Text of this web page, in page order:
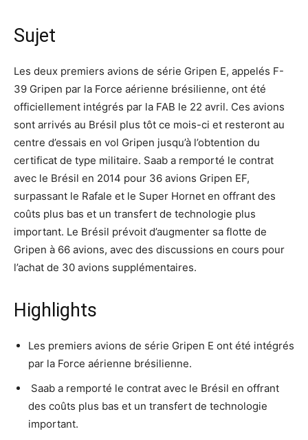
Sujet
Les deux premiers avions de série Gripen E, appelés F-
39 Gripen par la Force aérienne brésilienne, ont été
officiellement intégrés par la FAB le 22 avril. Ces avions
sont arrivés au Brésil plus tôt ce mois-ci et resteront au
centre d’essais en vol Gripen jusqu’à l’obtention du
certificat de type militaire. Saab a remporté le contrat
avec le Brésil en 2014 pour 36 avions Gripen EF,
surpassant le Rafale et le Super Hornet en offrant des
coûts plus bas et un transfert de technologie plus
important. Le Brésil prévoit d’augmenter sa flotte de
Gripen à 66 avions, avec des discussions en cours pour
l’achat de 30 avions supplémentaires.
Highlights
Les premiers avions de série Gripen E ont été intégrés
par la Force aérienne brésilienne.
️ Saab a remporté le contrat avec le Brésil en offrant
des coûts plus bas et un transfert de technologie
important.